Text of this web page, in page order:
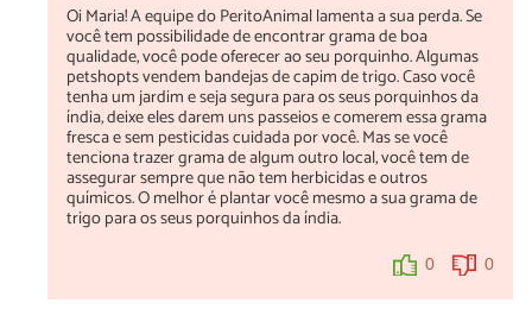
Oi Maria! A equipe do PeritoAnimal lamenta a sua perda. Se
você tem possibilidade de encontrar grama de boa
qualidade, você pode oferecer ao seu porquinho. Algumas
petshopts vendem bandejas de capim de trigo. Caso você
tenha um jardim e seja segura para os seus porquinhos da
índia, deixe eles darem uns passeios e comerem essa grama
fresca e sem pesticidas cuidada por você. Mas se você
tenciona trazer grama de algum outro local, você tem de
assegurar sempre que não tem herbicidas e outros
químicos. O melhor é plantar você mesmo a sua grama de
trigo para os seus porquinhos da índia.
0 0